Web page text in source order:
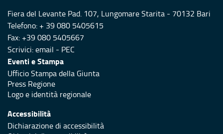
Fiera del Levante Pad. 107, Lungomare Starita - 70132 Bari
Telefono: + 39 080 5405615
Fax: +39 080 5405667
Scrivici:email - PEC
Eventi e Stampa
Ufficio Stampa della Giunta
Press Regione
Logo e identità regionale
Accessibilità
Dichiarazione di accessibilità